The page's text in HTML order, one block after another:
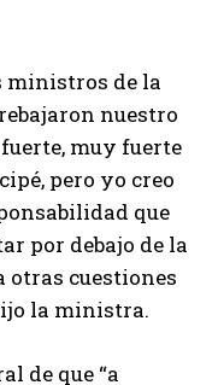
ministros de la
nuestro
muy fuerte
pero yo creo
que
por debajo de la
otras cuestiones
la ministra.
de que “a